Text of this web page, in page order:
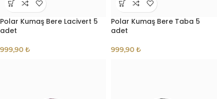
Polar Kumaş Bere Lacivert 5
adet
999,90 ₺
Polar Kumaş Bere Taba 5
adet
999,90 ₺